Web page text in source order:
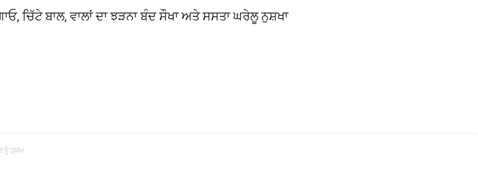
ਚਿੱਟੇ ਬਾਲ, ਵਾਲਾਂ ਦਾ ਝੜਨਾ ਬੰਦ ਸੌਖਾ ਅਤੇ ਸਸਤਾ ਘਰੇਲੂ ਨੁਸ਼ਖਾ
ਨੂੰ ਹੁਕਮ